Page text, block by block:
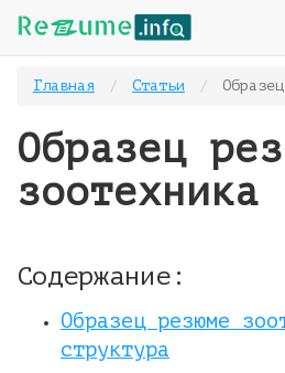
Главная Статьи
Образец
зоотехника
Содержание:
Образец резюме
структура